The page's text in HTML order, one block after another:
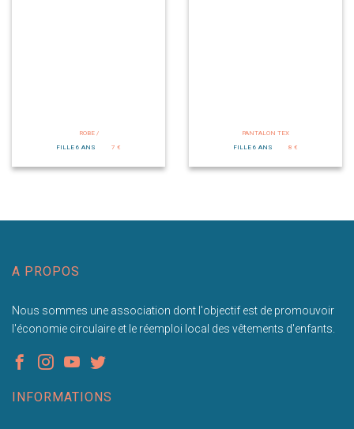
ROBE /
FILLE 6 ANS
7 €
PANTALON TEX
FILLE 6 ANS
8 €
A PROPOS
Nous sommes une association dont l'objectif est de promouvoir
l'économie circulaire et le réemploi local des vêtements d'enfants.
INFORMATIONS